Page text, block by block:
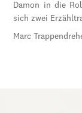
Damon in die
sich zwei
Marc